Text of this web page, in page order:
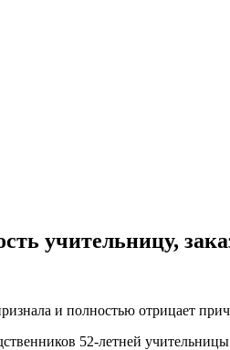
учительницу,
и полностью отрицает
52-летней